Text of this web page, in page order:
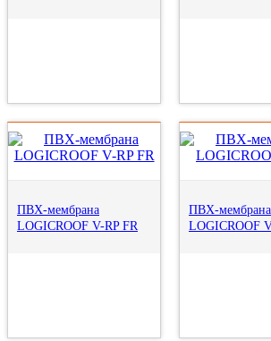
ПВХ-мембрана
LOGICROOF V-RP FR
ПВХ-мембрана
LOGICROOF